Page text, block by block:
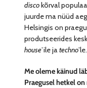
discokõrval
juurde ma nüüd
Helsingis on
produtseerides
house’ile jatechno’le.
Me oleme käinud
Praegusel hetkel